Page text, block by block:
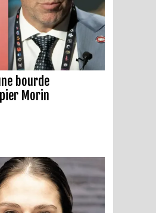
bourde
Morin